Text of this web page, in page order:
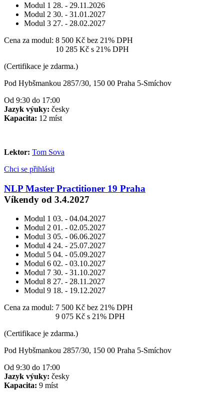
Modul 1 28. - 29.11.2026
Modul 2 30. - 31.01.2027
Modul 3 27. - 28.02.2027
Cena za modul: 8 500 Kč bez 21% DPH
10 285 Kč s 21% DPH
(Certifikace je zdarma.)
Pod Hybšmankou 2857/30, 150 00 Praha 5-Smíchov
Od 9:30 do 17:00
Jazyk výuky: česky
Kapacita: 12 míst
Lektor: Tom Sova
Chci se přihlásit
NLP Master Practitioner 19 Praha
Víkendy od 3.4.2027
Modul 1 03. - 04.04.2027
Modul 2 01. - 02.05.2027
Modul 3 05. - 06.06.2027
Modul 4 24. - 25.07.2027
Modul 5 04. - 05.09.2027
Modul 6 02. - 03.10.2027
Modul 7 30. - 31.10.2027
Modul 8 27. - 28.11.2027
Modul 9 18. - 19.12.2027
Cena za modul: 7 500 Kč bez 21% DPH
9 075 Kč s 21% DPH
(Certifikace je zdarma.)
Pod Hybšmankou 2857/30, 150 00 Praha 5-Smíchov
Od 9:30 do 17:00
Jazyk výuky: česky
Kapacita: 9 míst